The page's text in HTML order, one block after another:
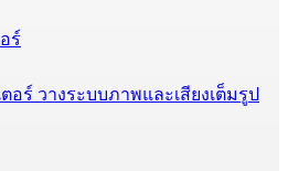
ร์
อร์ วางระบบภาพและเสียงเต็มรูป